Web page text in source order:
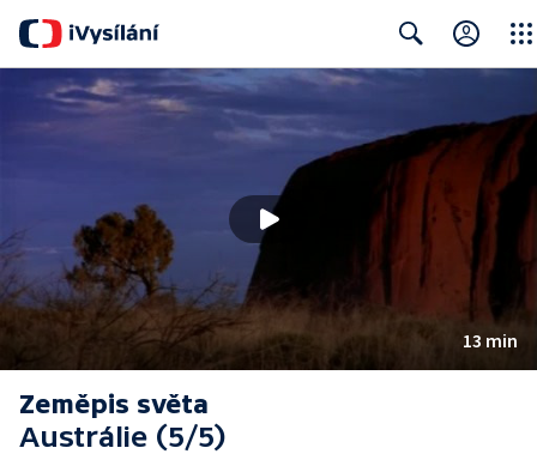
Search
13 min
Zeměpis světa
Austrálie (5/5)